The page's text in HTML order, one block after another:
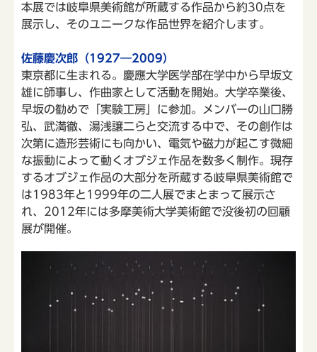
本展では岐阜県美術館が所蔵する作品から約30点を
展示し、そのユニークな作品世界を紹介します。
佐藤慶次郎（1927―2009）
東京都に生まれる。慶應大学医学部在学中から早坂文
雄に師事し、作曲家として活動を開始。大学卒業後、
早坂の勧めで「実験工房」に参加。メンバーの山口勝
弘、武満徹、湯浅譲二らと交流する中で、その創作は
次第に造形芸術にも向かい、電気や磁力が起こす微細
な振動によって動くオブジェ作品を数多く制作。現存
するオブジェ作品の大部分を所蔵する岐阜県美術館で
は1983年と1999年の二人展でまとまって展示さ
れ、2012年には多摩美術大学美術館で没後初の回顧
展が開催。